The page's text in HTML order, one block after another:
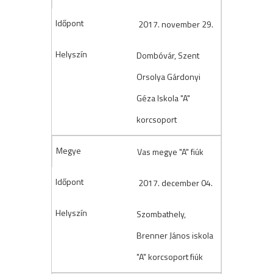
2017. november 29.
Dombóvár, Szent
Orsolya Gárdonyi
Géza Iskola "A"
korcsoport
Vas megye "A" fiúk
2017. december 04.
Szombathely,
Brenner János iskola
"A" korcsoport fiúk